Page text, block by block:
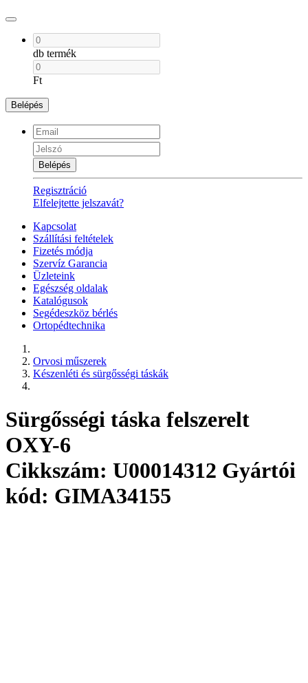
db termék
Ft
Belépés
Belépés
Regisztráció
Elfelejtette jelszavát?
Kapcsolat
Szállítási feltételek
Fizetés módja
Szervíz Garancia
Üzleteink
Egészség oldalak
Katalógusok
Segédeszköz bérlés
Ortopédtechnika
Orvosi műszerek
Készenléti és sürgősségi táskák
Sürgősségi táska felszerelt
OXY-6
Cikkszám: U00014312 Gyártói
kód: GIMA34155